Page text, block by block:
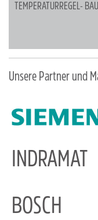
TEMPERATURREGEL-
Unsere Partner und
INDRAMAT
BOSCH